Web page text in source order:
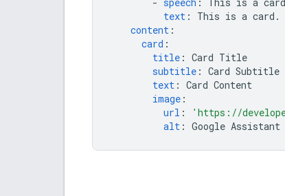
- speech :
This is a
text :
This is a card.
content :
card :
title : Card Title
subtitle : Card Subtitle
text : Card Content
image :
url :
'https://
alt : Google Assistant